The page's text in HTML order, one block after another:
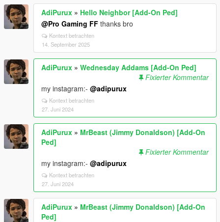
AdiPurux » Hello Neighbor [Add-On Ped]
@Pro Gaming FF thanks bro
Kontext betrachten
14. September 2025
AdiPurux » Wednesday Addams [Add-On Ped]
Fixierter Kommentar
my instagram:- @adipurux
Kontext betrachten
27. Juni 2024
AdiPurux » MrBeast (Jimmy Donaldson) [Add-On
Ped]
Fixierter Kommentar
my instagram:- @adipurux
Kontext betrachten
27. Juni 2024
AdiPurux » MrBeast (Jimmy Donaldson) [Add-On
Ped]